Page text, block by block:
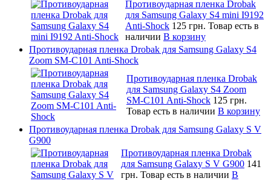
Противоударная пленка Drobak
для Samsung Galaxy S4 mini I9192
Anti-Shock 125 грн. Товар есть в
наличии В корзину
Противоударная пленка Drobak для Samsung Galaxy S4
Zoom SM-C101 Anti-Shock
Противоударная пленка Drobak
для Samsung Galaxy S4 Zoom
SM-C101 Anti-Shock 125 грн.
Товар есть в наличии В корзину
Противоударная пленка Drobak для Samsung Galaxy S V
G900
Противоударная пленка Drobak
для Samsung Galaxy S V G900 141
грн. Товар есть в наличии В